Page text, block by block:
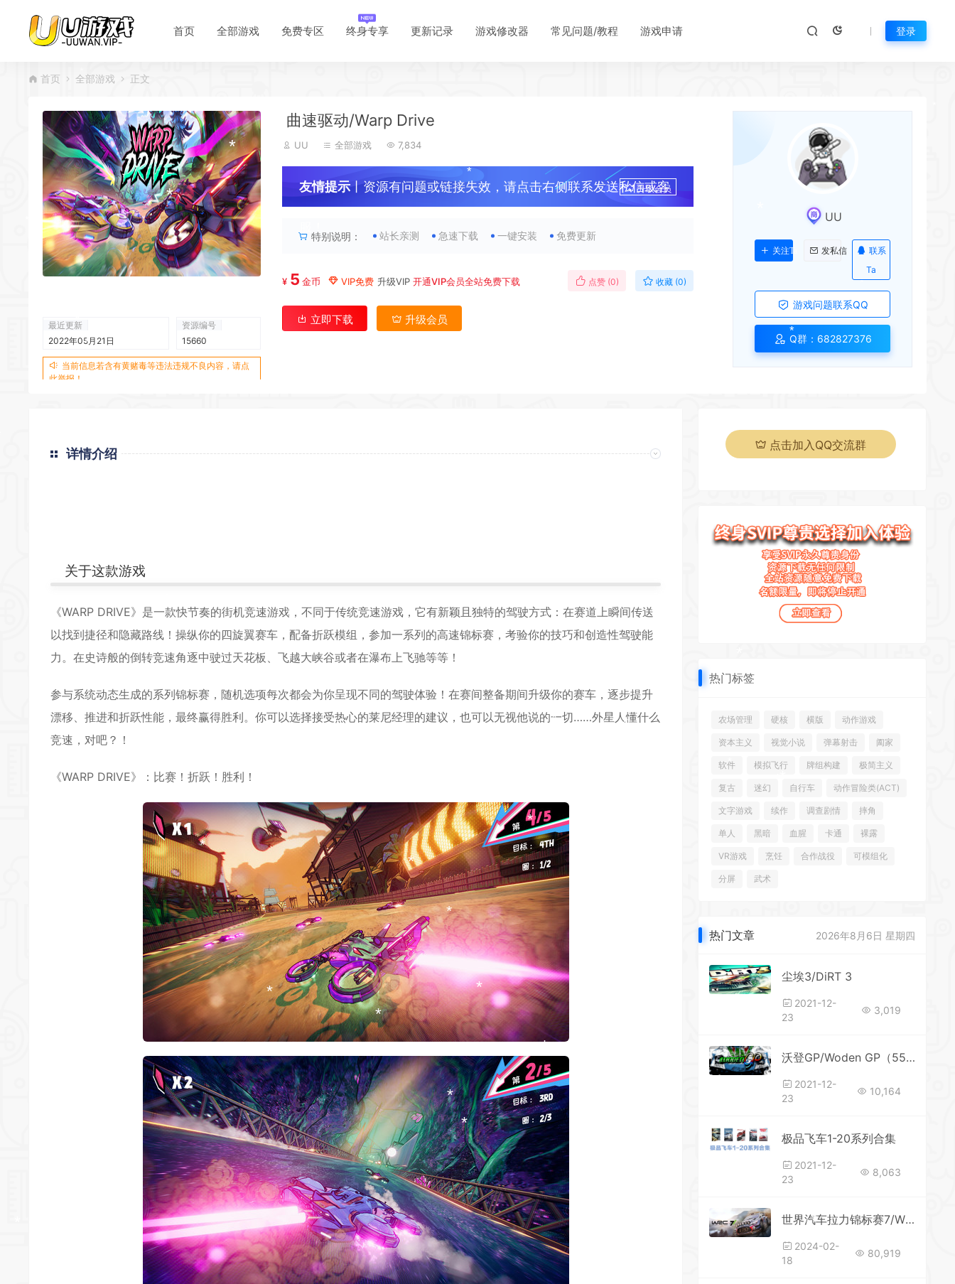
首页 全部游戏 免费专区 终身专享 更新记录 游戏修改器 常见问题/教程 游戏申请 登录
首页 全部游戏 正文
最近更新
2022年05月21日
资源编号
15660
当前信息若含有黄赌毒等违法违规不良内容，请点
此举报！
曲速驱动/Warp Drive
UU 全部游戏 7,834
友情提示丨资源有问题或链接失效，请点击右侧联系发送私信或客
升级会员
特别说明： 站长亲测 急速下载 一键安装 免费更新
¥ 5 金币 VIP免费 升级VIP 开通VIP会员全站免费下载 点赞 (0) 收藏 (0)
立即下载 升级会员
UU
关注Ta 发私信
联系
Ta
游戏问题联系QQ
Q群：682827376
详情介绍
关于这款游戏
《WARP DRIVE》是一款快节奏的街机竞速游戏，不同于传统竞速游戏，它有新颖且独特的驾驶方式：在赛道上瞬间传送
以找到捷径和隐藏路线！操纵你的四旋翼赛车，配备折跃模组，参加一系列的高速锦标赛，考验你的技巧和创造性驾驶能
力。在史诗般的倒转竞速角逐中驶过天花板、飞越大峡谷或者在瀑布上飞驰等等！
参与系统动态生成的系列锦标赛，随机选项每次都会为你呈现不同的驾驶体验！在赛间整备期间升级你的赛车，逐步提升
漂移、推进和折跃性能，最终赢得胜利。你可以选择接受热心的莱尼经理的建议，也可以无视他说的一切……外星人懂什么
竞速，对吧？！
《WARP DRIVE》：比赛！折跃！胜利！
点击加入QQ交流群
热门标签
农场管理 硬核 横版 动作游戏
资本主义 视觉小说 弹幕射击 阖家
软件 模拟飞行 牌组构建 极简主义
复古 迷幻 自行车 动作冒险类(ACT)
文字游戏 续作 调查剧情 摔角
单人 黑暗 血腥 卡通 裸露
VR游戏 烹饪 合作战役 可模组化
分屏 武术
热门文章 2026年8月6日 星期四
尘埃3/DiRT 3
2021-12-
23
3,019
沃登GP/Woden GP（5566923）
2021-12-
23
10,164
极品飞车1-20系列合集
2021-12-
23
8,063
世界汽车拉力锦标赛7/WRC 7 FIA World Rally Championship
2024-02-
18
80,919
*
*
*
*
*
*
*
*
*
*
*
*
*
*
*
*
*
*
*
*
*
*
*
*
*
*
*
*
*
*
*
*
* *